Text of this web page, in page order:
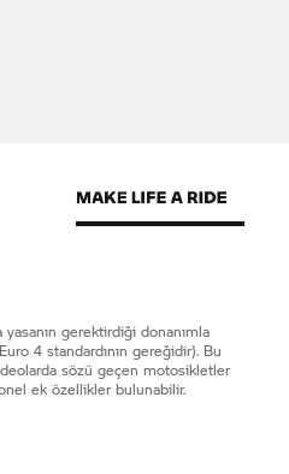
gerektirdiği donanımla
4 standardının gereğidir). Bu
sözü geçen motosikletler
ek özellikler bulunabilir.